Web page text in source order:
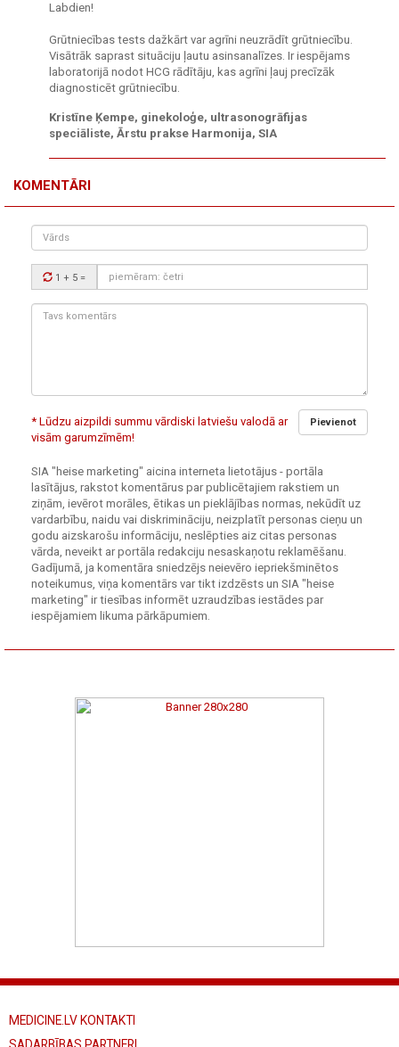
Labdien!
Grūtniecības tests dažkārt var agrīni neuzrādīt grūtniecību.
Visātrāk saprast situāciju ļautu asinsanalīzes. Ir iespējams
laboratorijā nodot HCG rādītāju, kas agrīni ļauj precīzāk
diagnosticēt grūtniecību.
Kristīne Ķempe, ginekoloģe, ultrasonogrāfijas
speciāliste, Ārstu prakse Harmonija, SIA
KOMENTĀRI
Vārds
Drošības
kods:
1 + 5 =
Tavs
Pievienot
* Lūdzu aizpildi summu vārdiski latviešu valodā ar
visām garumzīmēm!
SIA "heise marketing" aicina interneta lietotājus - portāla
lasītājus, rakstot komentārus par publicētajiem rakstiem un
ziņām, ievērot morāles, ētikas un pieklājības normas, nekūdīt uz
vardarbību, naidu vai diskrimināciju, neizplatīt personas cieņu un
godu aizskarošu informāciju, neslēpties aiz citas personas
vārda, neveikt ar portāla redakciju nesaskaņotu reklamēšanu.
Gadījumā, ja komentāra sniedzējs neievēro iepriekšminētos
noteikumus, viņa komentārs var tikt izdzēsts un SIA "heise
marketing" ir tiesības informēt uzraudzības iestādes par
iespējamiem likuma pārkāpumiem.
MEDICINE.LV KONTAKTI